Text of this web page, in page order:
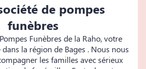
de pompes
funèbres
Funèbres de la Raho, votre
la région de Bages . Nous nous
les familles avec sérieux